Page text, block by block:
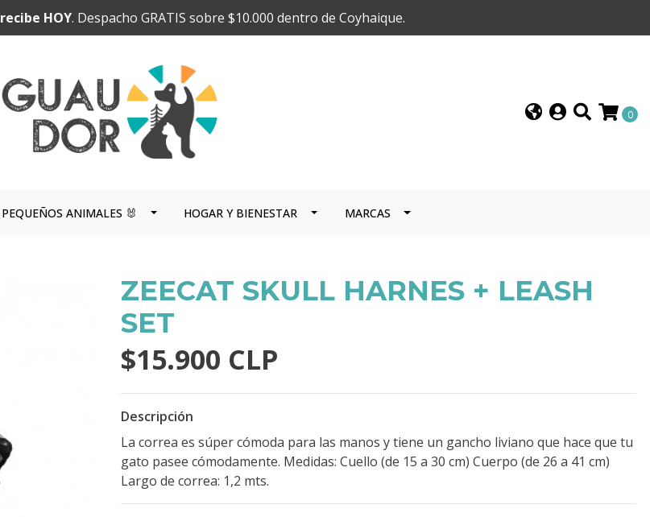
recibe HOY. Despacho GRATIS sobre $10.000 dentro de Coyhaique.
0
PEQUEÑOS ANIMALES 🐰 HOGAR Y BIENESTAR MARCAS
ZEECAT SKULL HARNES + LEASH
SET
$15.900 CLP
Descripción
La correa es súper cómoda para las manos y tiene un gancho liviano que hace que tu
gato pasee cómodamente. Medidas: Cuello (de 15 a 30 cm) Cuerpo (de 26 a 41 cm)
Largo de correa: 1,2 mts.